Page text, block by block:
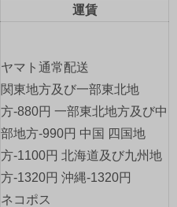
運賃
ヤマト通常配送
関東地方及び一部東北地
方-880円 一部東北地方及び中
部地方-990円 中国 四国地
方-1100円 北海道及び九州地
方-1320円 沖縄-1320円
ネコポス